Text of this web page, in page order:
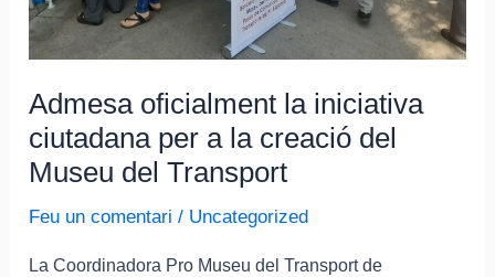
Admesa oficialment la iniciativa
ciutadana per a la creació del
Museu del Transport
Feu un comentari / Uncategorized
La Coordinadora Pro Museu del Transport de
creació
del
del
Transport